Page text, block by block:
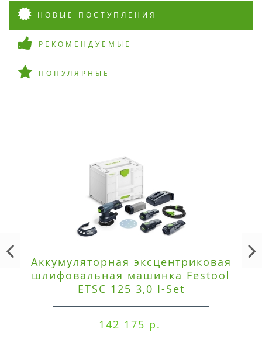
НОВЫЕ ПОСТУПЛЕНИЯ
РЕКОМЕНДУЕМЫЕ
ПОПУЛЯРНЫЕ
Аккумуляторная эксцентриковая
шлифовальная машинка Festool
ETSC 125 3,0 I-Set
142 175 р.